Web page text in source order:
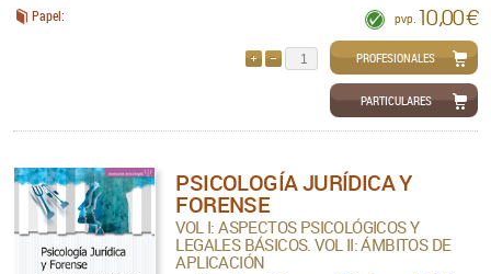
Papel: pvp. 10,00 €
QUITARPROFESIONALES
PARTICULARES
PSICOLOGÍA JURÍDICA Y
FORENSE
VOL I: ASPECTOS PSICOLÓGICOS Y
LEGALES BÁSICOS. VOL II: ÁMBITOS DE
APLICACIÓN